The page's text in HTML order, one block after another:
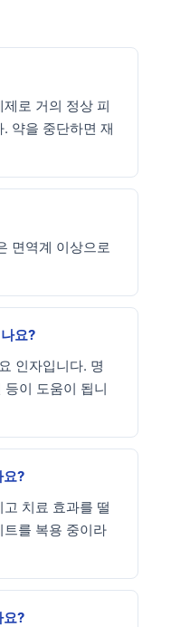
로 거의 정상 피
약을 중단하면 재
면역계 이상으로
요?
인자입니다. 명
이 도움이 됩니
요?
치료 효과를 떨
를 복용 중이라
요?